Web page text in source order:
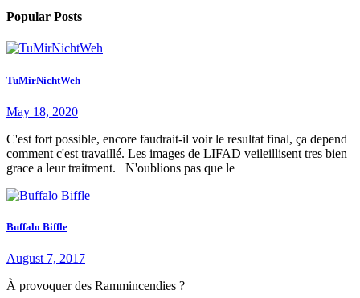
Popular Posts
TuMirNichtWeh
May 18, 2020
C'est fort possible, encore faudrait-il voir le resultat final, ça depend
comment c'est travaillé. Les images de LIFAD veileillisent tres bien
grace a leur traitment. N'oublions pas que le
Buffalo Biffle
August 7, 2017
À provoquer des Rammincendies ?